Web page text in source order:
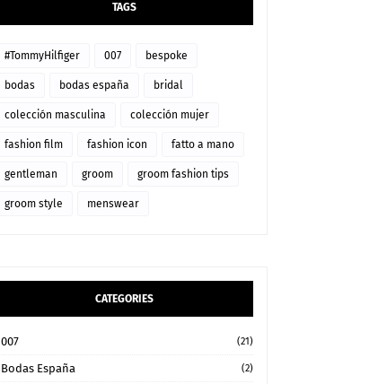
TAGS
#TommyHilfiger 007 bespoke
bodas bodas españa bridal
colección masculina colección mujer
fashion film fashion icon fatto a mano
gentleman groom groom fashion tips
groom style menswear
CATEGORIES
007 (21)
Bodas España (2)